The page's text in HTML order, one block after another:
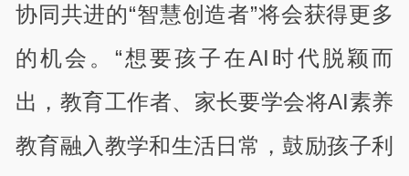
协同共进的“智慧创造者”将会获得更多
的机会。“想要孩子在AI时代脱颖而
出，教育工作者、家长要学会将AI素养
教育融入教学和生活日常，鼓励孩子利